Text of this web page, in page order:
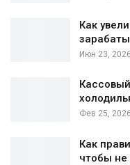
Как
Июн 23, 2026
Фев 25, 2026
Как
чтобы не